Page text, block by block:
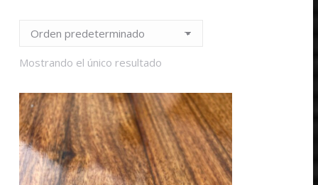
Mostrando el único resultado